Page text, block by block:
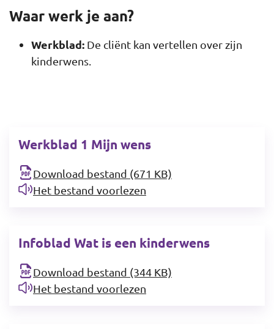
Waar werk je aan?
Werkblad: De cliënt kan vertellen over zijn
kinderwens.
Werkblad 1 Mijn wens
Download bestand (671 KB)
Het bestand voorlezen
Infoblad Wat is een kinderwens
Download bestand (344 KB)
Het bestand voorlezen